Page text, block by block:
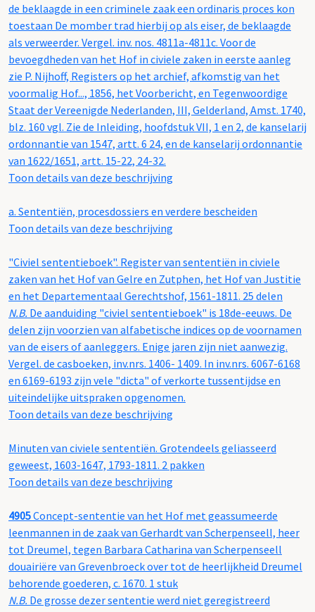
de beklaagde in een criminele zaak een ordinaris proces kon
toestaan De momber trad hierbij op als eiser, de beklaagde
als verweerder. Vergel. inv. nos. 4811a-4811c. Voor de
bevoegdheden van het Hof in civiele zaken in eerste aanleg
zie P. Nijhoff, Registers op het archief, afkomstig van het
voormalig Hof..., 1856, het Voorbericht, en Tegenwoordige
Staat der Vereenigde Nederlanden, III, Gelderland, Amst. 1740,
blz. 160 vgl. Zie de Inleiding, hoofdstuk VII, 1 en 2, de kanselarij
ordonnantie van 1547, artt. 6 24, en de kanselarij ordonnantie
van 1622/1651, artt. 15-22, 24-32.
Toon details van deze beschrijving
a. Sententiën, procesdossiers en verdere bescheiden
Toon details van deze beschrijving
"Civiel sententieboek". Register van sententiën in civiele
zaken van het Hof van Gelre en Zutphen, het Hof van Justitie
en het Departementaal Gerechtshof, 1561-1811. 25 delen
N.B. De aanduiding "civiel sententieboek" is 18de-eeuws. De
delen zijn voorzien van alfabetische indices op de voornamen
van de eisers of aanleggers. Enige jaren zijn niet aanwezig.
Vergel. de casboeken, inv.nrs. 1406- 1409. In inv.nrs. 6067-6168
en 6169-6193 zijn vele "dicta" of verkorte tussentijdse en
uiteindelijke uitspraken opgenomen.
Toon details van deze beschrijving
Minuten van civiele sententiën. Grotendeels geliasseerd
geweest, 1603-1647, 1793-1811. 2 pakken
Toon details van deze beschrijving
4905Concept-sententie van het Hof met geassumeerde
leenmannen in de zaak van Gerhardt van Scherpenseell, heer
tot Dreumel, tegen Barbara Catharina van Scherpenseell
douairiëre van Grevenbroeck over tot de heerlijkheid Dreumel
behorende goederen, c. 1670. 1 stuk
N.B. De grosse dezer sententie werd niet geregistreerd